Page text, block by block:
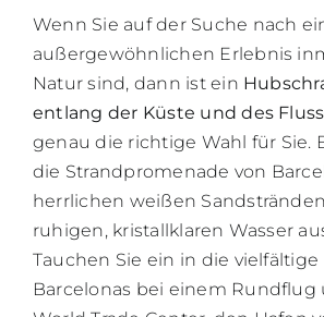
Wenn Sie auf der Suche nach
außergewöhnlichen Erlebnis
Natur sind, dann ist ein
entlang der Küste und des
genau die richtige Wahl für Sie.
die Strandpromenade von
herrlichen weißen
ruhigen, kristallklaren Wasser
Tauchen Sie ein in die
Barcelonas bei einem Rundflug